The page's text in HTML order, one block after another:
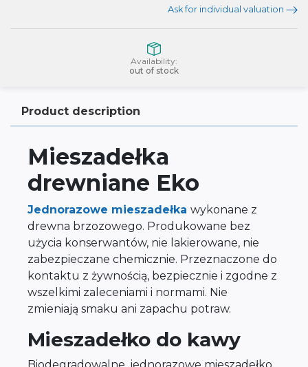
Ask for individual valuation
Availability:
out of stock
Product description
Mieszadełka
drewniane Eko
Jednorazowe mieszadełka wykonane z
drewna brzozowego. Produkowane bez
użycia konserwantów, nie lakierowane, nie
zabezpieczane chemicznie. Przeznaczone do
kontaktu z żywnością, bezpiecznie i zgodne z
wszelkimi zaleceniami i normami. Nie
zmieniają smaku ani zapachu potraw.
Mieszadełko do kawy